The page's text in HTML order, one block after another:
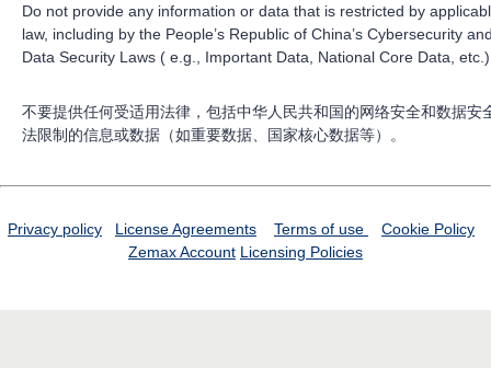
Do not provide any information or data that is restricted by
law, including by the People’s Republic of China’s Cybersecurity
Data Security Laws ( e.g., Important Data, National Core Data,
不要提供任何受适用法律，包括中华人民共和国的网络安全和数据安
法限制的信息或数据（如重要数据、国家核心数据等）。
Privacy policy License Agreements Terms of use
Cookie Policy
Zemax Account Licensing Policies